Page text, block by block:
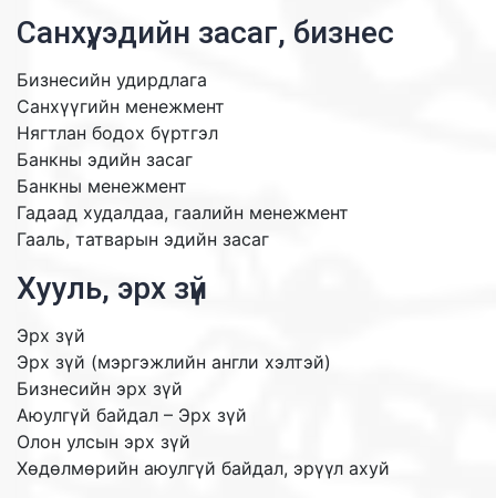
Санхүү, эдийн засаг, бизнес
Бизнесийн удирдлага
Санхүүгийн менежмент
Нягтлан бодох бүртгэл
Банкны эдийн засаг
Банкны менежмент
Гадаад худалдаа, гаалийн менежмент
Гааль, татварын эдийн засаг
Хууль, эрх зүй
Эрх зүй
Эрх зүй (мэргэжлийн англи хэлтэй)
Бизнесийн эрх зүй
Аюулгүй байдал – Эрх зүй
Олон улсын эрх зүй
Хөдөлмөрийн аюулгүй байдал, эрүүл ахуй